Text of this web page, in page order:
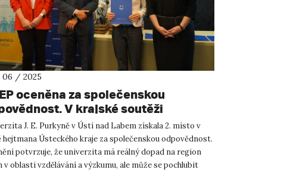
/ 2025
oceněna za společenskou
V krajské soutěži
2. místo
J. E. Purkyně v Ústí nad Labem získala 2. místo v
hejtmana Ústeckého kraje za společenskou odpovědnost.
potvrzuje, že univerzita má reálný dopad na region
v oblasti vzdělávání a výzkumu, ale může se pochlubit